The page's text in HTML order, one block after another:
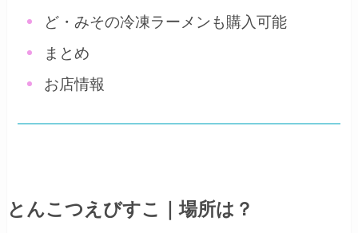
ど・みその冷凍ラーメンも購入可能
まとめ
お店情報
とんこつえびすこ｜場所は？